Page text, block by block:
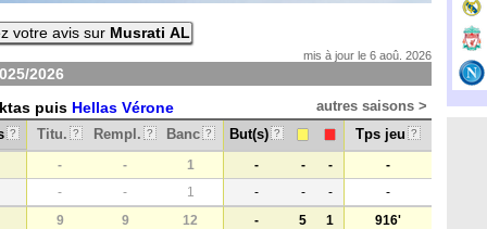
votre avis sur Musrati AL
mis à jour le 6 aoû. 2026
2026
puis Hellas Vérone
autres saisons >
? Titu. ? Rempl. ? Banc ? But(s) ? Tps jeu ?
- - 1 - - -
-
- - 1 - - -
-
9 9 12 - 5 1
916'